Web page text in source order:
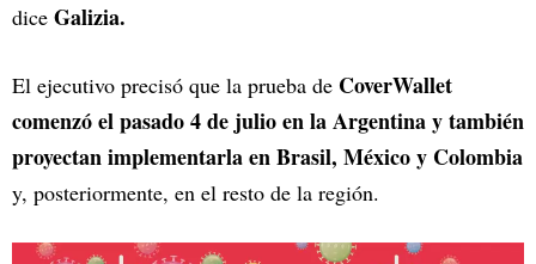
dice Galizia.
El ejecutivo precisó que la prueba de CoverWallet
comenzó el pasado 4 de julio en la Argentina y también
proyectan implementarla en Brasil, México y Colombia
y, posteriormente, en el resto de la región.